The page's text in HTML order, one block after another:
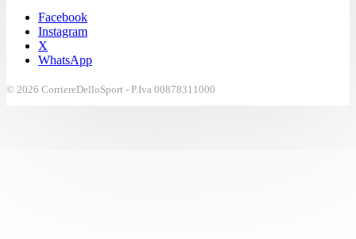
Facebook
Instagram
X
WhatsApp
© 2026 CorriereDelloSport - P.Iva 00878311000